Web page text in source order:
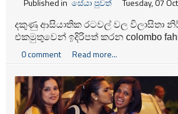
Published in සේයා පුවත් Tuesday, 07
දකුණු ආසියාතික රටවල් වල විලාසිතා
එකමුතුවෙන් ඉදිරිපත් කරන colombo
week
විලාසිතා දැක්ම පසුගියදා මීගමුව Jet
හෝටලයේ වෙරළ තීරයේදී උත්කර්ෂවත්
පැවැත්වුණි. එය ලංකාවේ පැවැත්වෙන
දැක්මයි.
0 comment Read more...